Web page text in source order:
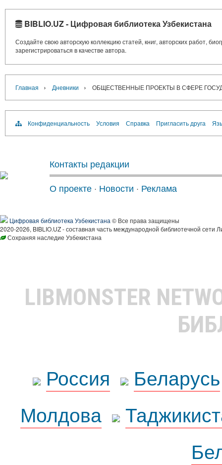
BIBLIO.UZ - Цифровая библиотека Узбекистана
Создайте свою авторскую коллекцию статей, книг, авторских работ,
зарегистрироваться в качестве автора.
Главная › Дневники › ОБЩЕСТВЕННЫЕ ПРОЕКТЫ В СФЕРЕ
Конфиденциальность Условия Справка Пригласить друга
Контакты редакции
О проекте · Новости · Реклама
Цифровая библиотека Узбекистана © Все права защищены
2020-2026, BIBLIO.UZ - составная часть международной библиотечной сети
Сохраняя наследие Узбекистана
LIBMONSTER
Россия
Беларусь
Молдова